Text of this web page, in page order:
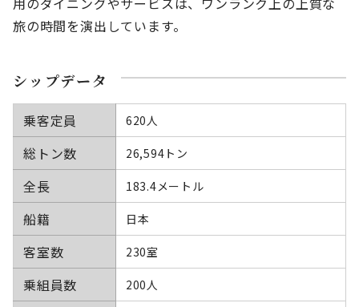
旅の時間を演出しています。
シップデータ
乗客定員 620人
総トン数 26,594トン
全長 183.4メートル
船籍 日本
客室数 230室
乗組員数 200人